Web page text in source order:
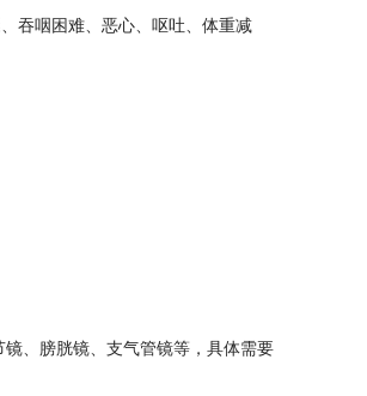
吞咽困难、恶心、呕吐、体重减
、膀胱镜、支气管镜等，具体需要